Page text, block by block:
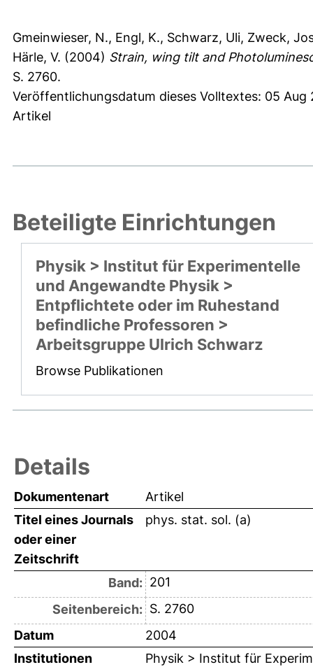
Gmeinwieser, N., Engl, K., Schwarz, Uli, Zweck,
Härle, V. (2004) Strain, wing tilt and
S. 2760.
Veröffentlichungsdatum dieses Volltextes: 05 Aug
Artikel
Beteiligte Einrichtungen
Physik > Institut für Experimentelle
und Angewandte Physik >
Entpflichtete oder im Ruhestand
befindliche Professoren >
Arbeitsgruppe Ulrich Schwarz
Browse Publikationen
Details
Dokumentenart
Artikel
Titel eines Journals
oder einer
Zeitschrift
phys. stat. sol. (a)
Band: 201
Seitenbereich: S. 2760
Datum
2004
Institutionen
Physik > Institut für